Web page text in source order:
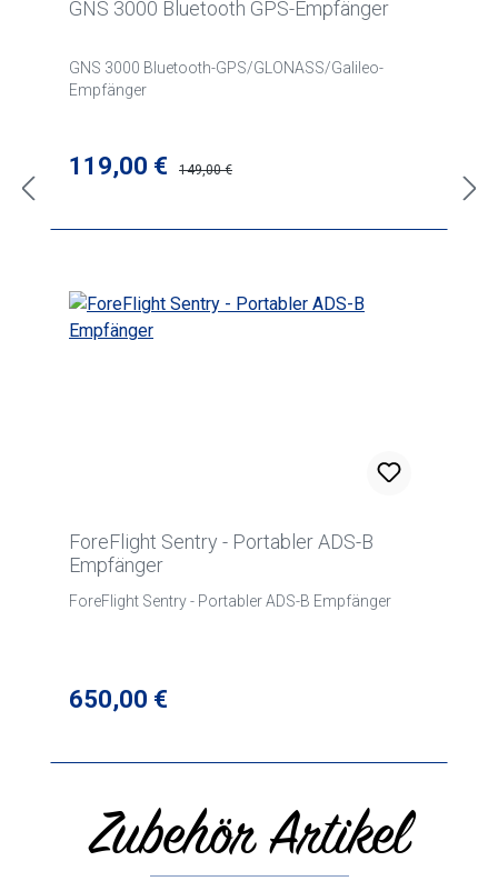
GNS 3000 Bluetooth GPS-Empfänger
GNS 3000 Bluetooth-GPS/GLONASS/Galileo-
Empfänger
Verkaufspreis:
119,00 € 149,00 €
ForeFlight Sentry - Portabler ADS-B
Empfänger
ForeFlight Sentry - Portabler ADS-B Empfänger
Regulärer Preis:
650,00 €
Produktgalerie überspringen
Zubehör Artikel